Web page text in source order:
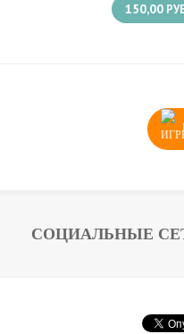
150,00
СОЦИАЛЬНЫЕ